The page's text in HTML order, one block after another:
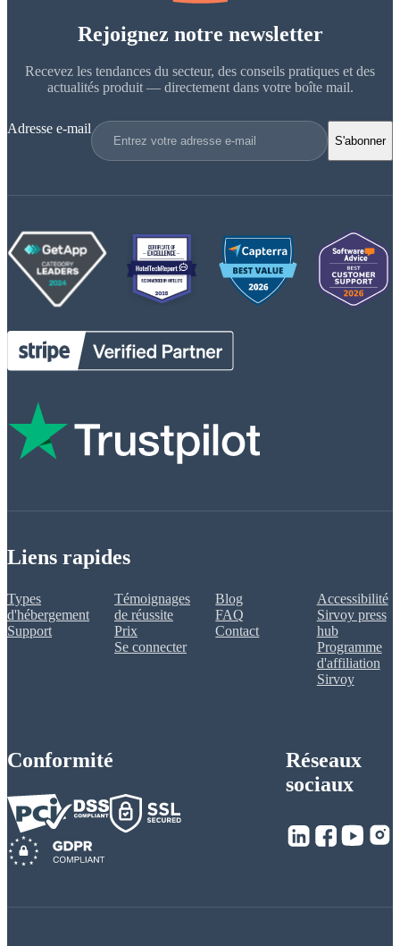
Rejoignez notre newsletter
Recevez les tendances du secteur, des conseils pratiques et des
actualités produit — directement dans votre boîte mail.
Adresse e-mail
S'abonner
Liens rapides
Types
d'hébergement
Support
Témoignages
de réussite
Prix
Se connecter
Blog
FAQ
Contact
Accessibilité
Sirvoy press
hub
Programme
d'affiliation
Sirvoy
Conformité
Réseaux
sociaux